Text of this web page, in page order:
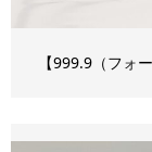
【999.9（フォ